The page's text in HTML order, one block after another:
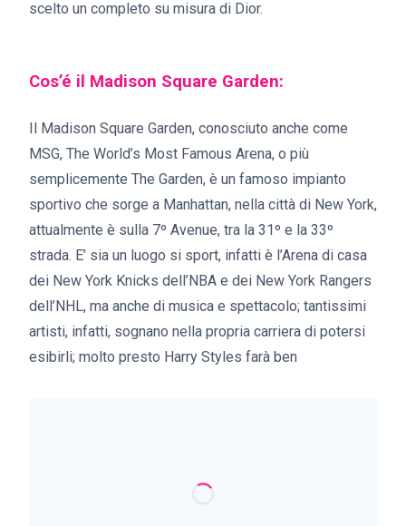
scelto un completo su misura di Dior.
Cos’é il Madison Square Garden:
Il Madison Square Garden, conosciuto anche come
MSG, The World’s Most Famous Arena, o più
semplicemente The Garden, è un famoso impianto
sportivo che sorge a Manhattan, nella città di New York,
attualmente è sulla 7º Avenue, tra la 31º e la 33º
strada. E’ sia un luogo si sport, infatti è l’Arena di casa
dei New York Knicks dell’NBA e dei New York Rangers
dell’NHL, ma anche di musica e spettacolo; tantissimi
artisti, infatti, sognano nella propria carriera di potersi
esibirli; molto presto Harry Styles farà ben